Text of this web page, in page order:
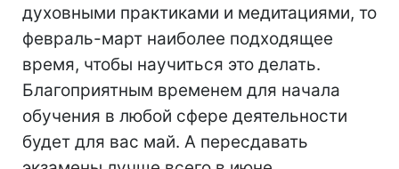
духовными практиками и медитациями, то
февраль-март наиболее подходящее
время, чтобы научиться это делать.
Благоприятным временем для начала
обучения в любой сфере деятельности
будет для вас май. А пересдавать